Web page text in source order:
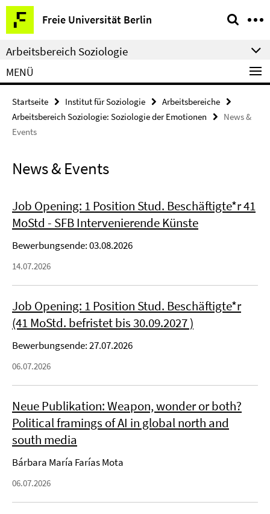
Springe
direkt
zu
Inhalt
Freie Universität Berlin
Service-
Navigation
Arbeitsbereich Soziologie
MENÜ
Startseite Institut für Soziologie
Arbeitsbereiche
Arbeitsbereich Soziologie: Soziologie der Emotionen
News &
Events
News & Events
Job Opening: 1 Position Stud. Beschäftigte*r 41
MoStd - SFB Intervenierende Künste
Bewerbungsende: 03.08.2026
14.07.2026
Job Opening: 1 Position Stud. Beschäftigte*r
(41 MoStd. befristet bis 30.09.2027 )
Bewerbungsende: 27.07.2026
06.07.2026
Neue Publikation: Weapon, wonder or both?
Political framings of AI in global north and
south media
Bárbara María Farías Mota
06.07.2026